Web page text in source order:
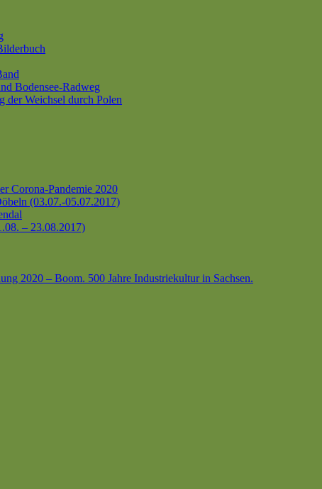
Bodensee-Radweg
der Weichsel durch Polen
Corona-Pandemie 2020
(03.07.-05.07.2017)
– 23.08.2017)
2020 – Boom. 500 Jahre Industriekultur in Sachsen.